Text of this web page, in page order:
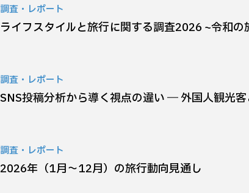
調査・レポート
ライフスタイルと旅行に関する調査2026 ~令和の
調査・レポート
SNS投稿分析から導く視点の違い ― 外国人観光
調査・レポート
2026年（1月～12月）の旅行動向見通し